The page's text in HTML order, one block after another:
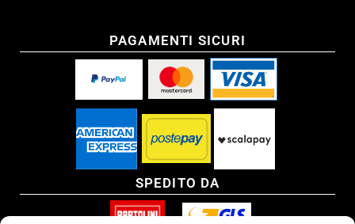
PAGAMENTI SICURI
SPEDITO DA